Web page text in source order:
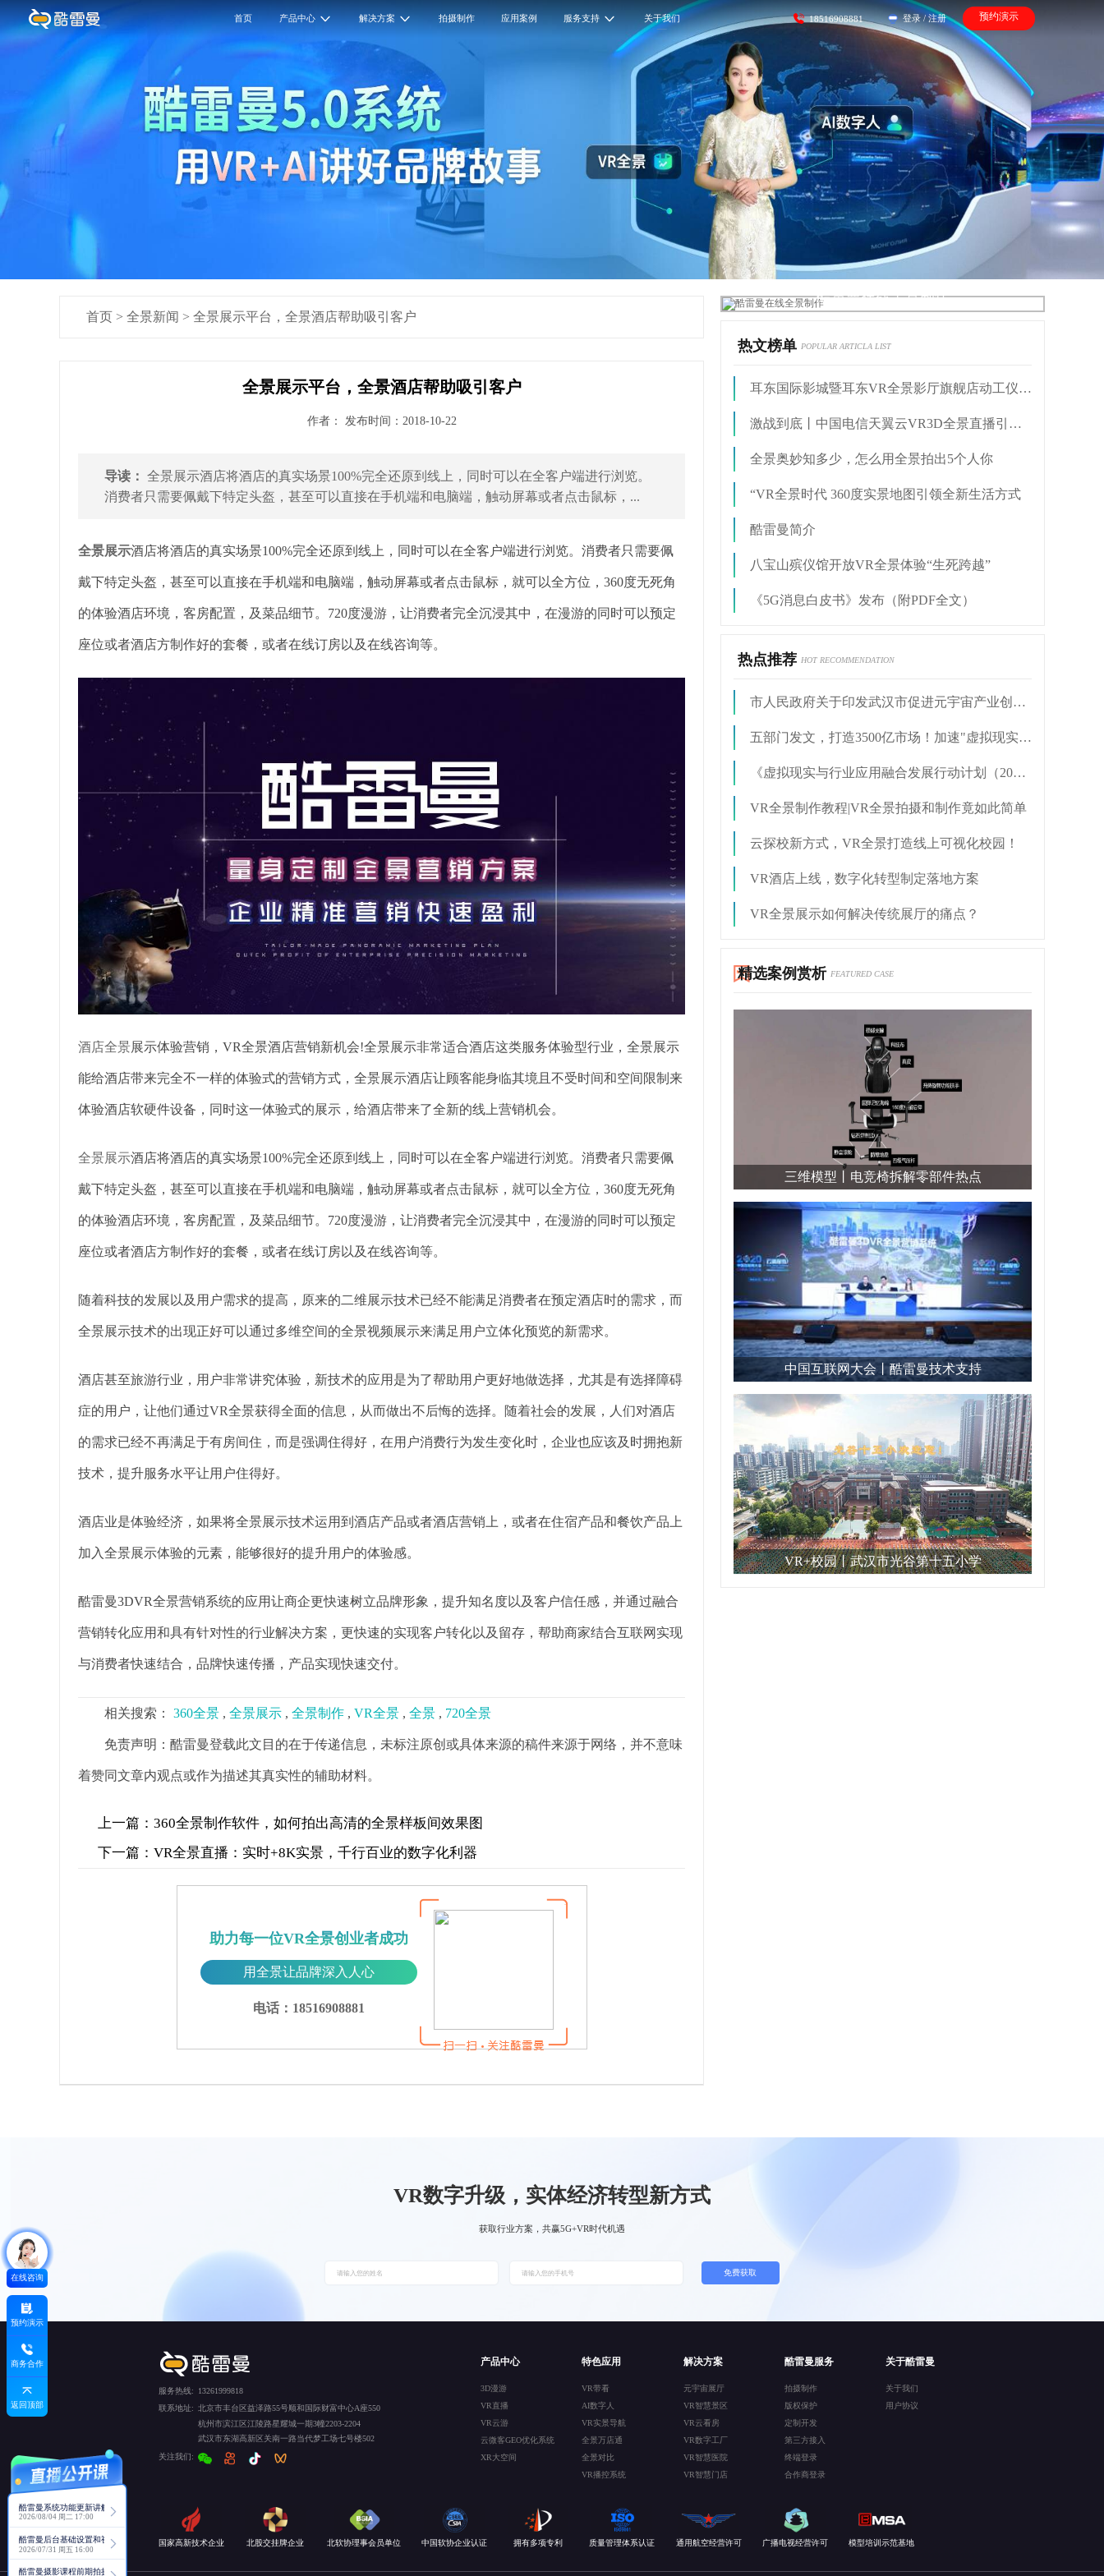
首页 产品中心 解决方案 拍摄制作 应用案例 服务支持 关于我们 18516908881 登录 / 注册 预约演示
首页 > 全景新闻 > 全景展示平台，全景酒店帮助吸引客户
全景展示平台，全景酒店帮助吸引客户
作者： 发布时间：2018-10-22
导读： 全景展示酒店将酒店的真实场景100%完全还原到线上，同时可以在全客户端进行浏览。
消费者只需要佩戴下特定头盔，甚至可以直接在手机端和电脑端，触动屏幕或者点击鼠标，...
全景展示酒店将酒店的真实场景100%完全还原到线上，同时可以在全客户端进行浏览。消费者只需要佩
戴下特定头盔，甚至可以直接在手机端和电脑端，触动屏幕或者点击鼠标，就可以全方位，360度无死角
的体验酒店环境，客房配置，及菜品细节。720度漫游，让消费者完全沉浸其中，在漫游的同时可以预定
座位或者酒店方制作好的套餐，或者在线订房以及在线咨询等。
酒店全景展示体验营销，VR全景酒店营销新机会!全景展示非常适合酒店这类服务体验型行业，全景展示
能给酒店带来完全不一样的体验式的营销方式，全景展示酒店让顾客能身临其境且不受时间和空间限制来
体验酒店软硬件设备，同时这一体验式的展示，给酒店带来了全新的线上营销机会。
全景展示酒店将酒店的真实场景100%完全还原到线上，同时可以在全客户端进行浏览。消费者只需要佩
戴下特定头盔，甚至可以直接在手机端和电脑端，触动屏幕或者点击鼠标，就可以全方位，360度无死角
的体验酒店环境，客房配置，及菜品细节。720度漫游，让消费者完全沉浸其中，在漫游的同时可以预定
座位或者酒店方制作好的套餐，或者在线订房以及在线咨询等。
随着科技的发展以及用户需求的提高，原来的二维展示技术已经不能满足消费者在预定酒店时的需求，而
全景展示技术的出现正好可以通过多维空间的全景视频展示来满足用户立体化预览的新需求。
酒店甚至旅游行业，用户非常讲究体验，新技术的应用是为了帮助用户更好地做选择，尤其是有选择障碍
症的用户，让他们通过VR全景获得全面的信息，从而做出不后悔的选择。随着社会的发展，人们对酒店
的需求已经不再满足于有房间住，而是强调住得好，在用户消费行为发生变化时，企业也应该及时拥抱新
技术，提升服务水平让用户住得好。
酒店业是体验经济，如果将全景展示技术运用到酒店产品或者酒店营销上，或者在住宿产品和餐饮产品上
加入全景展示体验的元素，能够很好的提升用户的体验感。
酷雷曼3DVR全景营销系统的应用让商企更快速树立品牌形象，提升知名度以及客户信任感，并通过融合
营销转化应用和具有针对性的行业解决方案，更快速的实现客户转化以及留存，帮助商家结合互联网实现
与消费者快速结合，品牌快速传播，产品实现快速交付。
相关搜索： 360全景 , 全景展示 , 全景制作 , VR全景 , 全景 , 720全景
免责声明：酷雷曼登载此文目的在于传递信息，未标注原创或具体来源的稿件来源于网络，并不意味
着赞同文章内观点或作为描述其真实性的辅助材料。
上一篇： 360全景制作软件，如何拍出高清的全景样板间效果图
下一篇： VR全景直播：实时+8K实景，千行百业的数字化利器
助力每一位VR全景创业者成功
用全景让品牌深入人心
电话：18516908881
酷雷曼在线全景制作
热文榜单 POPULAR ARTICLA LIST
耳东国际影城暨耳东VR全景影厅旗舰店动工仪式盛大举行
激战到底丨中国电信天翼云VR3D全景直播引燃拳击热火
全景奥妙知多少，怎么用全景拍出5个人你
“VR全景时代 360度实景地图引领全新生活方式
酷雷曼简介
八宝山殡仪馆开放VR全景体验“生死跨越”
《5G消息白皮书》发布（附PDF全文）
热点推荐 HOT RECOMMENDATION
市人民政府关于印发武汉市促进元宇宙产业创新发展实施方案（2022—2025年）的通知
五部门发文，打造3500亿市场！加速"虚拟现实+行业、场景"应用落地
《虚拟现实与行业应用融合发展行动计划（2022—2026年）》解读
VR全景制作教程|VR全景拍摄和制作竟如此简单
云探校新方式，VR全景打造线上可视化校园！
VR酒店上线，数字化转型制定落地方案
VR全景展示如何解决传统展厅的痛点？
精选案例赏析 FEATURED CASE
三维模型丨电竞椅拆解零部件热点
中国互联网大会丨酷雷曼技术支持
VR+校园丨武汉市光谷第十五小学
在线咨询
预约演示
商务合作
返回顶部
酷雷曼系统功能更新讲解
2026/08/04 周二 17:00
酷雷曼后台基础设置和视角功能详解
2026/07/31 周五 16:00
酷雷曼摄影课程前期拍摄讲解
VR数字升级，实体经济转型新方式
获取行业方案，共赢5G+VR时代机遇
免费获取
服务热线:
13261999818
联系地址: 北京市丰台区益泽路55号顺和国际财富中心A座550
杭州市滨江区江陵路星耀城一期3幢2203-2204
武汉市东湖高新区关南一路当代梦工场七号楼502
关注我们:
产品中心
3D漫游
VR直播
VR云游
云微客GEO优化系统
XR大空间
特色应用
VR带看
AI数字人
VR实景导航
全景万店通
全景对比
VR播控系统
解决方案
元宇宙展厅
VR智慧景区
VR云看房
VR数字工厂
VR智慧医院
VR智慧门店
酷雷曼服务
拍摄制作
版权保护
定制开发
第三方接入
终端登录
合作商登录
关于酷雷曼
关于我们
用户协议
国家高新技术企业 北股交挂牌企业 北软协理事会员单位 中国软协企业认证 拥有多项专利 质量管理体系认证 通用航空经营许可 广播电视经营许可 模型培训示范基地